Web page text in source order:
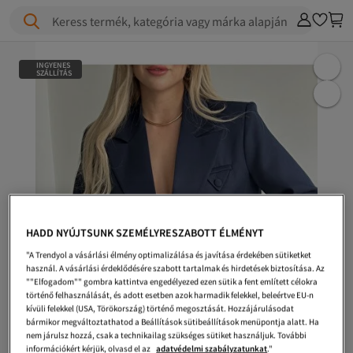
Keress termék, kategória vagy márka alapján
INGYENES
SZÁLLÍTÁS
HADD NYÚJTSUNK SZEMÉLYRESZABOTT ÉLMÉNYT
"A Trendyol a vásárlási élmény optimalizálása és javítása érdekében sütiketket
használ. A vásárlási érdeklődésére szabott tartalmak és hirdetések biztosítása. Az
""Elfogadom"" gombra kattintva engedélyezed ezen sütik a fent említett célokra
történő felhasználását, és adott esetben azok harmadik felekkel, beleértve EU-n
kívüli felekkel (USA, Törökország) történő megosztását. Hozzájárulásodat
bármikor megváltoztathatod a Beállítások sütibeállítások menüpontja alatt. Ha
nem járulsz hozzá, csak a technikailag szükséges sütiket használjuk. További
információkért kérjük, olvasd el az adatvédelmi szabályzatunkat."